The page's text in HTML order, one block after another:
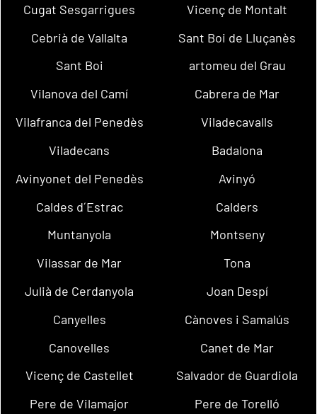
Cugat Sesgarrigues
Vicenç de Montalt
Cebrià de Vallalta
Sant Boi de Lluçanès
Sant Boi
artomeu del Grau
Vilanova del Camí
Cabrera de Mar
Vilafranca del Penedès
Viladecavalls
Viladecans
Badalona
Avinyonet del Penedès
Avinyó
Caldes d´Estrac
Calders
Muntanyola
Montseny
Vilassar de Mar
Tona
Julià de Cerdanyola
Joan Despí
Canyelles
Cànoves i Samalús
Canovelles
Canet de Mar
Vicenç de Castellet
Salvador de Guardiola
Pere de Vilamajor
Pere de Torelló